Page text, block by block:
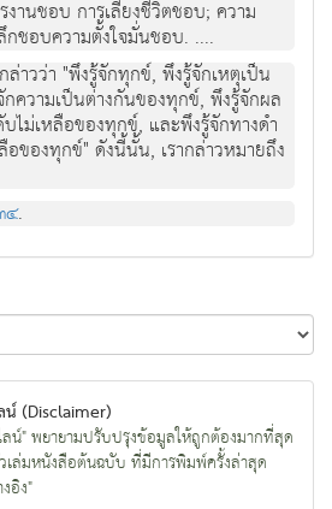
งานชอบ การเลี้ยงชีวิตชอบ; ความ
ชอบความตั้งใจมั่นชอบ. ....
ววา "พึงรูจักทุกข, พึงรูจักเหตุเปน
ความเปนตางกันของทุกข, พึงรูจักผล
ไมเหลือของทุกข, และพึงรูจักทางดํา
ของทุกข" ดังนี้นั้น, เรากลาวหมายถึง
.
น์ (Disclaimer)
น์" พยายามปรับปรุงข้อมูลให้ถูกต้องมากที่สุด
ล่มหนังสือต้นฉบับ ที่มีการพิมพ์ครั้งล่าสุด
อิง"